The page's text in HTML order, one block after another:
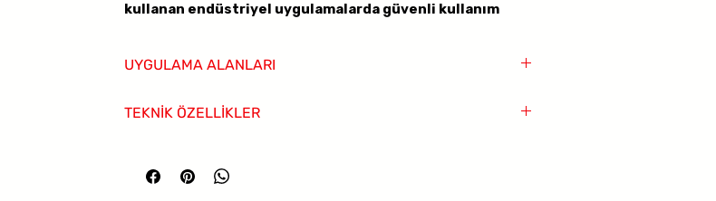
kullanan endüstriyel uygulamalarda güvenli kullanım
Termostatik kapsül yapısı, buhar ve kondens arasındaki sıcaklık
sağlar. Aynı zamanda sistemdeki havayı otomatik olarak dışarı
Ürün gövdesi karbon çelik / dövme çelik
UYGULAMA ALANLARI
Isı eşanjörleri
Kazan çıkış hatları
TEKNİK ÖZELLİKLER
Teknik Özellikler